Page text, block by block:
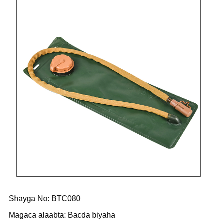
Shayga No: BTC080
Magaca alaabta: Bacda biyaha